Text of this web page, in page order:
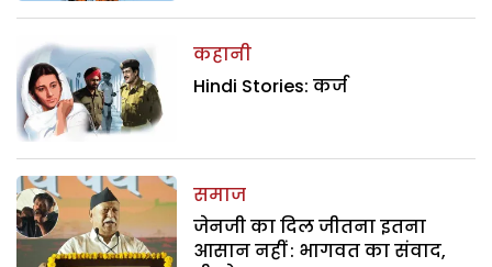
कहानी
Hindi Stories: कर्ज
समाज
जेनजी का दिल जीतना इतना
आसान नहीं : भागवत का संवाद,